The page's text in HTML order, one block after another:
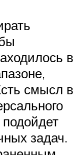
в
смысл в
подойдет
задач.